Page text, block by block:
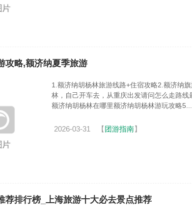
攻略,额济纳夏季旅游
1.额济纳胡杨林旅游线路+住宿攻略2.额济纳
林，自己开车去，从重庆出发请问怎么走路
额济纳胡杨林在哪里额济纳胡杨林游玩攻略
2026-03-31 【团游指南】
荐排行榜_上海旅游十大必去景点推荐